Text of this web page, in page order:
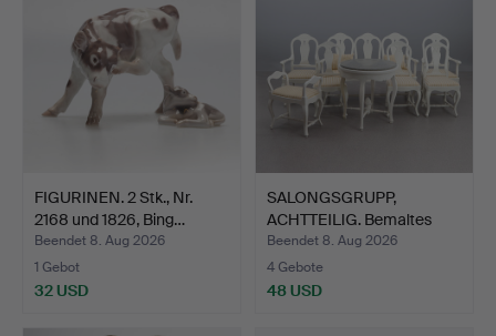
FIGURINEN. 2 Stk., Nr.
2168 und 1826, Bing…
Beendet 8. Aug 2026
1 Gebot
32 USD
SALONGSGRUPP,
ACHTTEILIG. Bemaltes
Holz, T…
Beendet 8. Aug 2026
4 Gebote
48 USD